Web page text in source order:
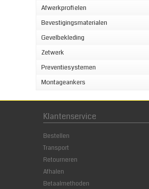
Afwerkprofielen
Bevestigingsmaterialen
Gevelbekleding
Zetwerk
Preventiesystemen
Montageankers
Klantenservice
Bestellen
Transport
Retourneren
Afhalen
Betaalmethoden